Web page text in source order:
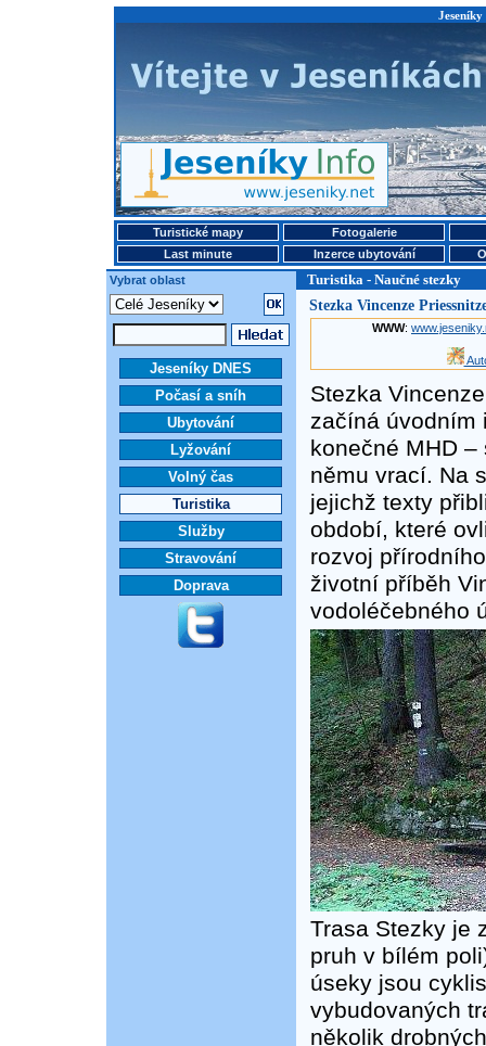
Turistické mapy
Fotogalerie
Last minute
Inzerce ubytování
Vybrat oblast
Turistika - Naučné stezky
Jeseníky DNES
Počasí a sníh
Ubytování
Lyžování
Volný čas
Turistika
Služby
Stravování
Doprava
Stezka Vincenze
WWW:
Stezka
začíná úvodním
konečné MHD
němu vrací. Na
jejichž texty
období, které
rozvoj
životní příběh
vodoléčebného
Trasa Stezky je
pruh v bílém
úseky jsou
vybudovaných
několik